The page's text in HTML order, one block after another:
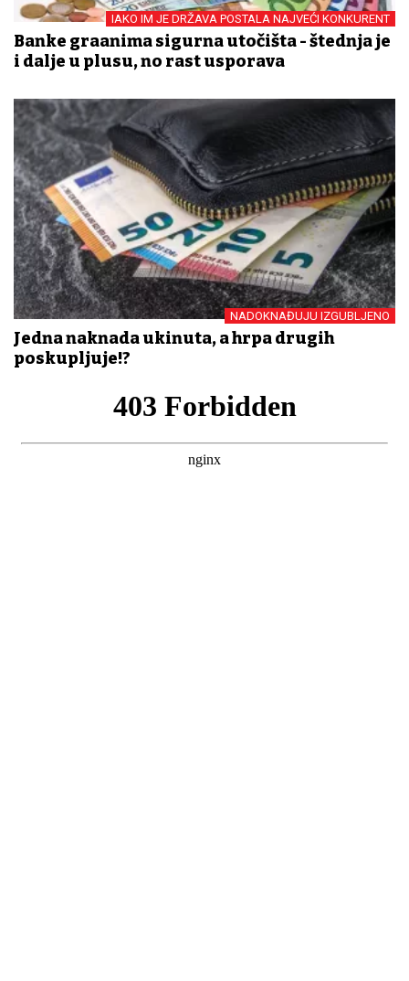
IAKO IM JE DRŽAVA POSTALA NAJVEĆI KONKURENT
Banke građanima sigurna utočišta - štednja je
i dalje u plusu, no rast usporava
NADOKNAĐUJU IZGUBLJENO
Jedna naknada ukinuta, a hrpa drugih
poskupljuje!?